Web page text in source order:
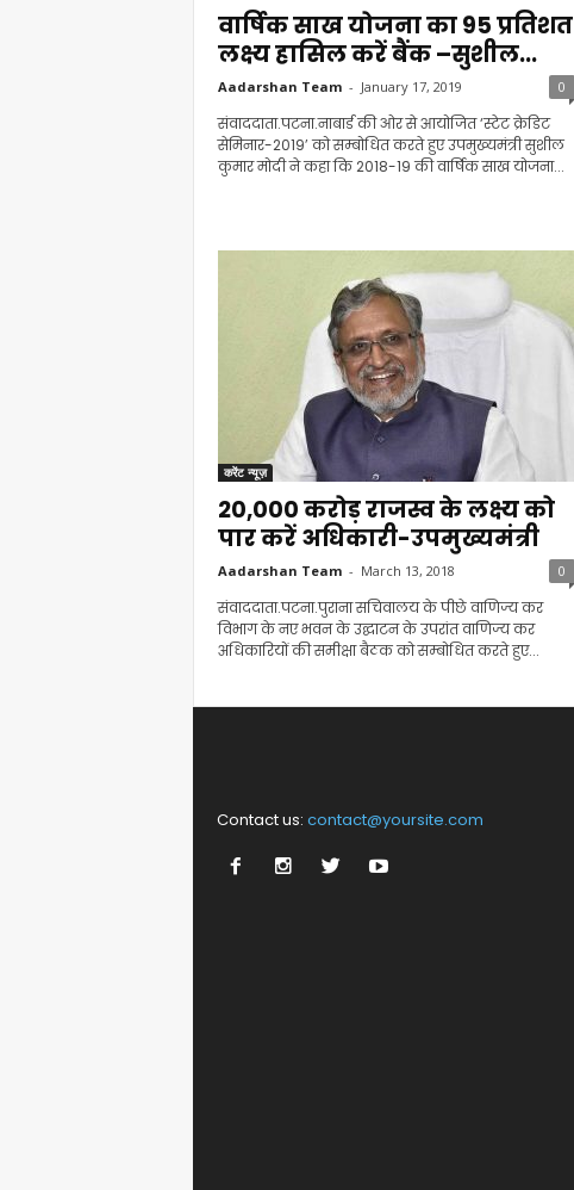
वार्षिक साख योजना का 95 प्रतिशत
लक्ष्य हासिल करें बैंक –सुशील...
Aadarshan Team - January 17, 2019 0
संवाददाता.पटना.नाबार्ड की ओर से आयोजित ‘स्टेट क्रेडिट
सेमिनार-2019’ को सम्बोधित करते हुए उपमुख्यमंत्री सुशील
कुमार मोदी ने कहा कि 2018-19 की वार्षिक साख योजना...
करेंट न्यूज़
20,000 करोड़ राजस्व के लक्ष्य को
पार करें अधिकारी-उपमुख्यमंत्री
Aadarshan Team - March 13, 2018 0
संवाददाता.पटना.पुराना सचिवालय के पीछे वाणिज्य कर
विभाग के नए भवन के उद्घाटन के उपरांत वाणिज्य कर
अधिकारियों की समीक्षा बैठक को सम्बोधित करते हुए...
Contact us: contact@yoursite.com